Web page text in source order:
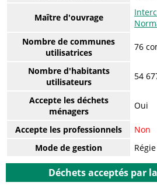
Maître d'ouvrage
Nombre de communes
utilisatrices
76
Nombre d'habitants
utilisateurs
54
Accepte les déchets
ménagers
Oui
Accepte les professionnels
Non
Mode de gestion
Régie
Déchets acceptés par